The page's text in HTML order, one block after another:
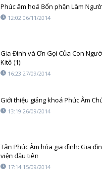
Phúc âm hoá Bổn phận Làm Người
12:02 06/11/2014
Gia Đình và Ơn Gọi Của Con
Kitô (1)
16:23 27/09/2014
Giới thiệu giảng khoá Phúc Âm
13:19 26/09/2014
Tân Phúc Âm hóa gia đình: Gia
viện đầu tiên
17:14 15/09/2014